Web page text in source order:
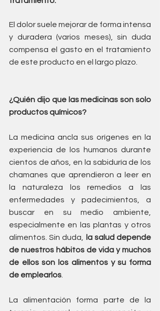
El dolor suele mejorar de forma intensa
y duradera (varios meses), sin duda
compensa el gasto en el tratamiento
de este producto en el largo plazo.
¿Quién dijo que las medicinas son solo
productos químicos?
La medicina ancla sus orígenes en la
experiencia de los humanos durante
cientos de años, en la sabiduría de los
chamanes que aprendieron a leer en
la naturaleza los remedios a las
enfermedades y padecimientos, a
buscar en su medio ambiente,
especialmente en las plantas y otros
alimentos. Sin duda, la salud depende
de nuestros hábitos de vida y muchos
de ellos son los alimentos y su forma
de emplearlos.
La alimentación forma parte de la